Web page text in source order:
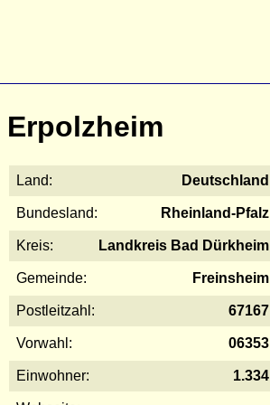
Erpolzheim
Land: Deutschland
Bundesland: Rheinland-Pfalz
Kreis: Landkreis Bad Dürkheim
Gemeinde: Freinsheim
Postleitzahl: 67167
Vorwahl: 06353
Einwohner: 1.334